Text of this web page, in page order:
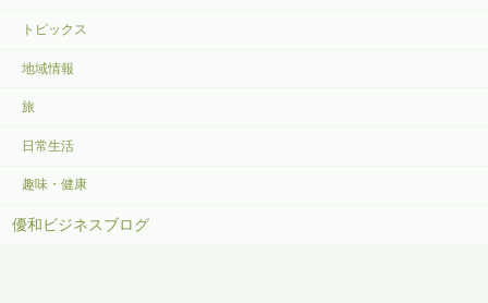
トピックス
地域情報
旅
日常生活
趣味・健康
優和ビジネスブログ